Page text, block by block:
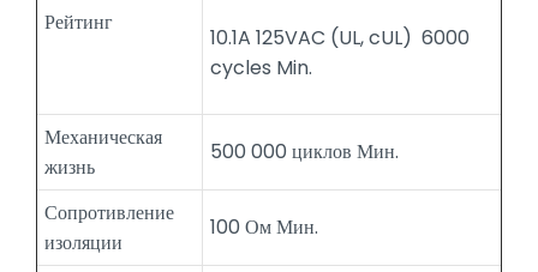
Рейтинг
10.1A 125VAC (UL, cUL) 6000
cycles Min.
Механическая
жизнь
500 000 циклов Мин.
Сопротивление
изоляции
100 Ом Мин.